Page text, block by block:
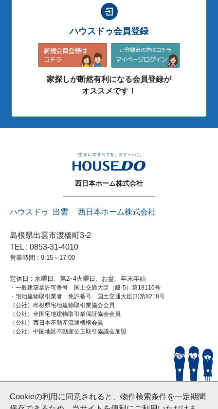
Cookieの利用に同意されると、物件検索条件を一定期間
ハウスドゥ会員登録
家探しが断然有利になる会員登録が
オススメです！
西日本ホーム株式会社
ハウスドゥ 出雲 西日本ホーム株式会社
島根県出雲市渡橋町3-2
TEL : 0853-31-4010
営業時間 : 9:15～17:00
定休日 : 水曜日、第2･4火曜日、お盆、年末年始
・一般建築業許可番号 国土交通大臣（般-5）第18110号
・宅地建物取引業者 免許番号 国土交通大臣(3)第8218号
（公社）島根県宅地建物取引業協会会員
（公社）全国宅地建物取引業保証協会会員
（公社）西日本不動産流通機構会員
（公社）中国地区不動産公正取引協議会加盟
© HouseDoIzumo
and Nishinihon Home Co.ltd All Rights Reserved.